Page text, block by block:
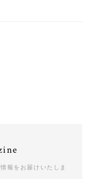
報をお届けいたしま